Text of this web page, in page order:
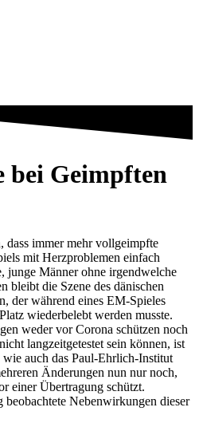
bei Geimpften
dass immer mehr vollgeimpfte
mit Herzproblemen einfach
junge Männer ohne irgendwelche
bleibt die Szene des dänischen
der während eines EM-Spieles
wiederbelebt werden musste.
weder vor Corona schützen noch
langzeitgetestet sein können, ist
auch das Paul-Ehrlich-Institut
Änderungen nun nur noch,
einer Übertragung schützt.
Nebenwirkungen dieser